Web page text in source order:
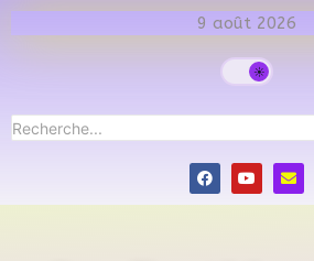
9 août 2026